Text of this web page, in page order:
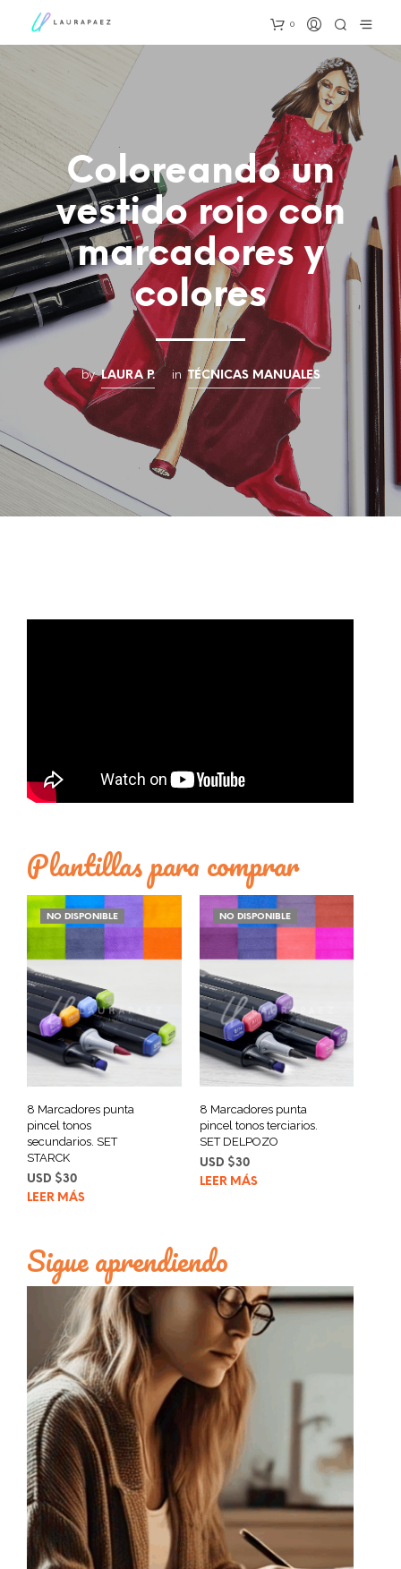
0
Coloreando un
vestido rojo con
marcadores y
colores
by LAURA P. in TÉCNICAS MANUALES
Plantillas para comprar
NO DISPONIBLE
8 Marcadores punta
pincel tonos
secundarios. SET
STARCK
USD $30
LEER MÁS
NO DISPONIBLE
8 Marcadores punta
pincel tonos terciarios.
SET DELPOZO
USD $30
LEER MÁS
Sigue aprendiendo